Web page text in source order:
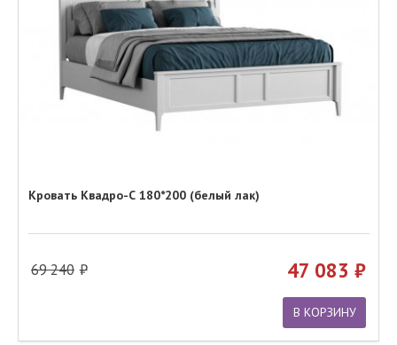
Кровать Квадро-С 180*200 (белый лак)
69 240 47 083
В КОРЗИНУ